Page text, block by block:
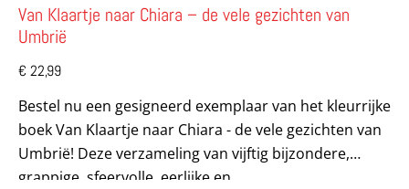
Van Klaartje naar Chiara – de vele gezichten van
Umbrië
€ 22,99
Bestel nu een gesigneerd exemplaar van het kleurrijke
boek Van Klaartje naar Chiara - de vele gezichten van
Umbrië! Deze verzameling van vijftig bijzondere,
grappige, sfeervolle, eerlijke en...